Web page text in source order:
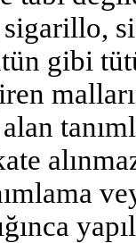
gibi